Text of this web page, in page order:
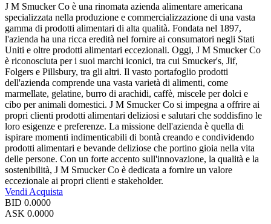
J M Smucker Co è una rinomata azienda alimentare americana
specializzata nella produzione e commercializzazione di una vasta
gamma di prodotti alimentari di alta qualità. Fondata nel 1897,
l'azienda ha una ricca eredità nel fornire ai consumatori negli Stati
Uniti e oltre prodotti alimentari eccezionali. Oggi, J M Smucker Co
è riconosciuta per i suoi marchi iconici, tra cui Smucker's, Jif,
Folgers e Pillsbury, tra gli altri. Il vasto portafoglio prodotti
dell'azienda comprende una vasta varietà di alimenti, come
marmellate, gelatine, burro di arachidi, caffè, miscele per dolci e
cibo per animali domestici. J M Smucker Co si impegna a offrire ai
propri clienti prodotti alimentari deliziosi e salutari che soddisfino le
loro esigenze e preferenze. La missione dell'azienda è quella di
ispirare momenti indimenticabili di bontà creando e condividendo
prodotti alimentari e bevande deliziose che portino gioia nella vita
delle persone. Con un forte accento sull'innovazione, la qualità e la
sostenibilità, J M Smucker Co è dedicata a fornire un valore
eccezionale ai propri clienti e stakeholder.
Vendi Acquista
BID 0.0000
ASK 0.0000